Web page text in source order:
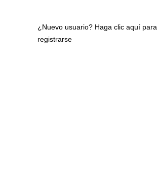
¿Nuevo usuario? Haga clic aquí para
registrarse